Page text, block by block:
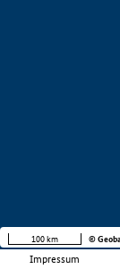
Impressum
100 km ©